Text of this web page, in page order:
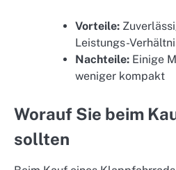
Vorteile:
Leistungs-
Nachteile: Einige
weniger kompakt
Worauf Sie beim
sollten